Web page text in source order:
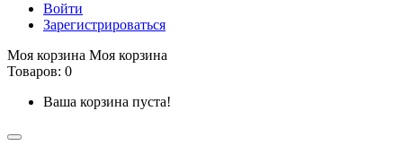
Войти
Зарегистрироваться
Моя корзина Моя корзина
Товаров: 0
Ваша корзина пуста!